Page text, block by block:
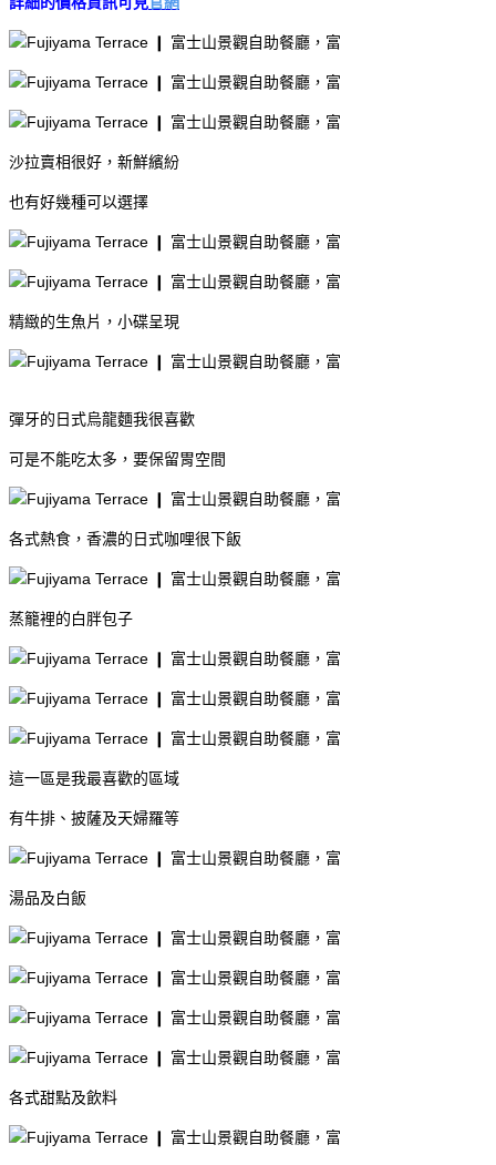
沙拉賣相很好，新鮮繽紛
也有好幾種可以選擇
精緻的生魚片，小碟呈現
彈牙的日式烏龍麵我很喜歡
可是不能吃太多，要保留胃空間
各式熱食，香濃的日式咖哩很下飯
蒸籠裡的白胖包子
這一區是我最喜歡的區域
有牛排、披薩及天婦羅等
湯品及白飯
各式甜點及飲料